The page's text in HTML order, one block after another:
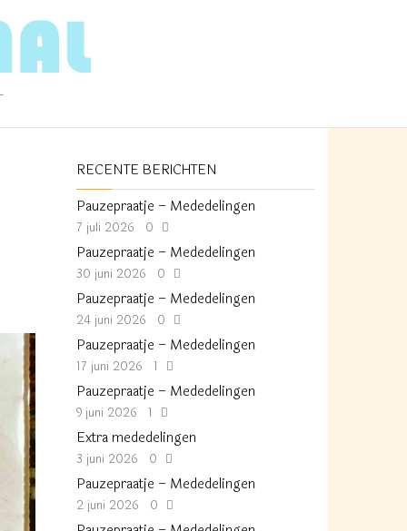
RECENTE BERICHTEN
Pauzepraatje – Mededelingen
7 juli 2026 0
Pauzepraatje – Mededelingen
30 juni 2026 0
Pauzepraatje – Mededelingen
24 juni 2026 0
Pauzepraatje – Mededelingen
17 juni 2026 1
Pauzepraatje – Mededelingen
9 juni 2026 1
Extra mededelingen
3 juni 2026 0
Pauzepraatje – Mededelingen
2 juni 2026 0